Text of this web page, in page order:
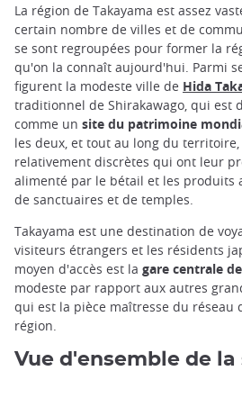
La région de Takayama est assez
certain nombre de villes et de
se sont regroupées pour former la
qu'on la connaît aujourd'hui. Parmi
figurent la modeste ville de Hida
traditionnel de Shirakawago, qui est
comme un site du patrimoine
les deux, et tout au long du
relativement discrètes qui ont leur
alimenté par le bétail et les produits
de sanctuaires et de temples.
Takayama est une destination de
visiteurs étrangers et les résidents
moyen d'accès est la gare centrale
modeste par rapport aux autres
qui est la pièce maîtresse du réseau
région.
Vue d'ensemble de